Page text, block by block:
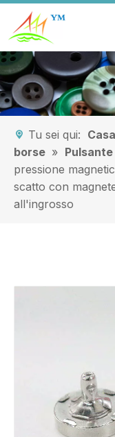
Tu sei qui: Casa
borse »
pressione
scatto con
all'ingrosso